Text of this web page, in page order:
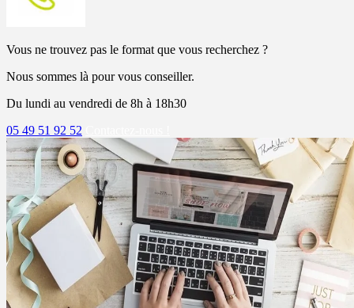
Vous ne trouvez pas le format que vous recherchez ?
Nous sommes là pour vous conseiller.
Du lundi au vendredi de 8h à 18h30
05 49 51 92 52